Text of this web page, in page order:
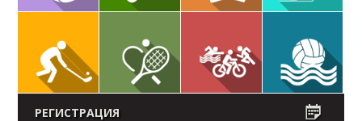
РЕГИСТРАЦИЯ